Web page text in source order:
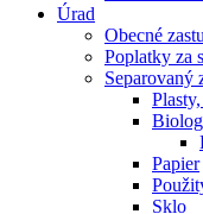
Úrad
Obecné
Poplatky za
Separovaný
Papier
Sklo